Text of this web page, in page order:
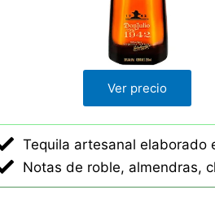
Ver precio
Tequila artesanal elaborado
Notas de roble, almendras,